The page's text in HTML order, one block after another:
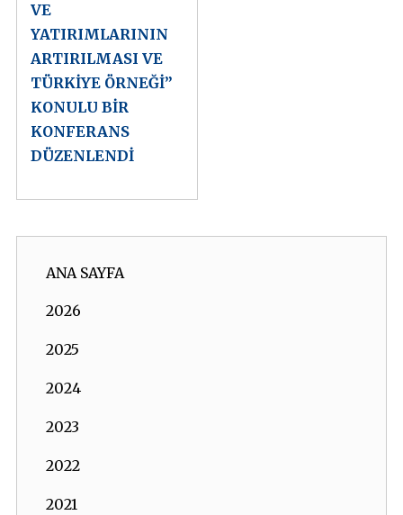
VE
YATIRIMLARININ
ARTIRILMASI VE
TÜRKİYE ÖRNEĞİ”
KONULU BİR
KONFERANS
DÜZENLENDİ
ANA SAYFA
2026
2025
2024
2023
2022
2021